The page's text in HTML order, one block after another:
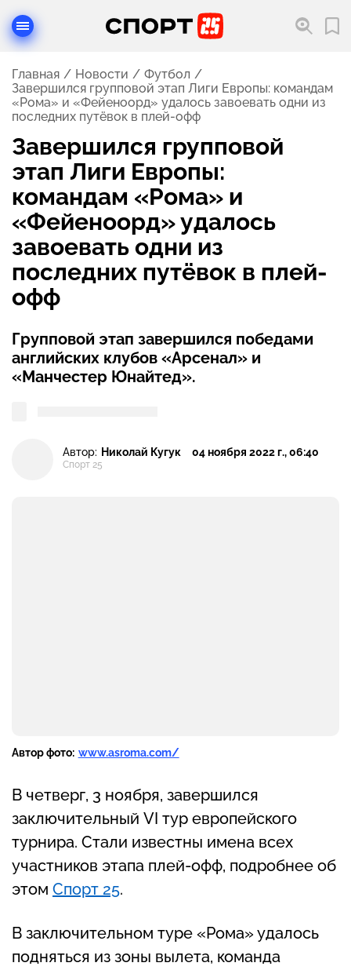
Главная Новости
Футбол
Завершился групповой этап Лиги Европы: командам
«Рома» и «Фейеноорд» удалось завоевать одни из
последних путёвок в плей-офф
Завершился групповой
этап Лиги Европы:
командам «Рома» и
«Фейеноорд» удалось
завоевать одни из
последних путёвок в плей-
офф
Групповой этап завершился победами
английских клубов «Арсенал» и
«Манчестер Юнайтед».
Автор: Николай Кугук
Спорт 25
04 ноября 2022 г., 06:40
Автор фото: www.asroma.com/
В четверг, 3 ноября, завершился
заключительный VI тур европейского
турнира. Стали известны имена всех
участников этапа плей-офф, подробнее об
этом Спорт 25.
В заключительном туре «Рома» удалось
подняться из зоны вылета, команда